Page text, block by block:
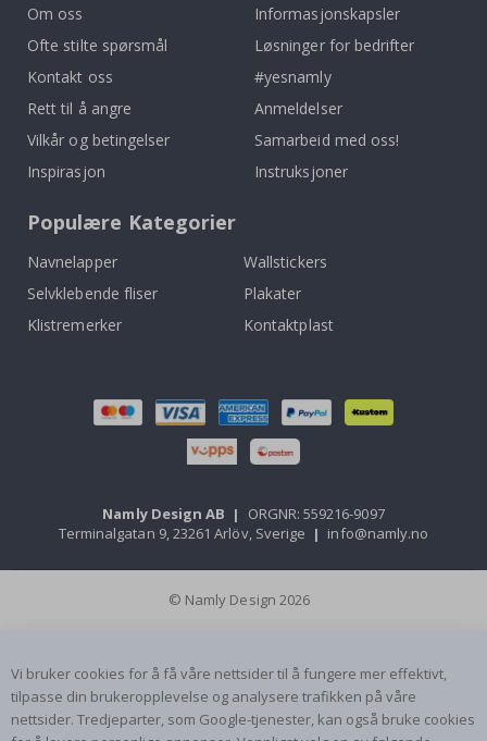
Om oss
Ofte stilte spørsmål
Kontakt oss
Rett til å angre
Vilkår og betingelser
Inspirasjon
Informasjonskapsler
Løsninger for bedrifter
#yesnamly
Anmeldelser
Samarbeid med oss!
Instruksjoner
Populære Kategorier
Navnelapper
Wallstickers
Selvklebende fliser
Plakater
Klistremerker
Kontaktplast
Namly Design AB |
ORGNR: 559216-9097
Terminalgatan 9, 23261 Arlöv, Sverige | info@namly.no
© Namly Design 2026
Vi bruker cookies for å få våre nettsider til å fungere mer effektivt,
tilpasse din brukeropplevelse og analysere trafikken på våre
nettsider. Tredjeparter, som Google-tjenester, kan også bruke cookies